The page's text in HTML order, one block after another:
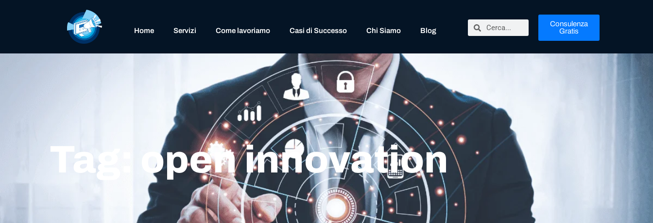
Home Servizi Come lavoriamo Casi di Successo Chi Siamo Blog
Consulenza
Gratis
Tag: open innovation